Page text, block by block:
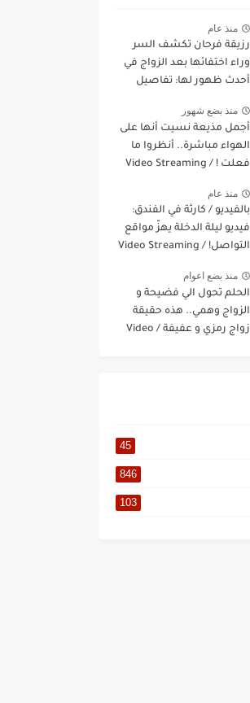
منذ عام
رزيقة فرحان تكشف السر
وراء اختفائها بعد الزواج في
أحدث ظهور لها: تفاصيل
منذ بضع شهور
أجمل مذيعة نسيت أنها على
الهواء مباشرة.. أنظروا ما
فعلت ! / Video Streaming
منذ عام
بالفيديو / كارثة في الفندق:
فيديو ليلة الدخلة يهزّ مواقع
التواصل! / Video Streaming
منذ بضع اعوام
الحلم تحول الي فضيحة و
الزواج وهمي.. هذه حقيقة
زواج رمزي و عفيفة / Video
45
846
103